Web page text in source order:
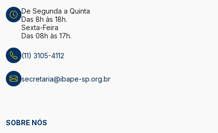
De Segunda a Quinta
Das 8h às 18h.
Sexta-Feira
Das 08h às 17h.
(11) 3105-4112
secretaria@ibape-sp.org.br
SOBRE NÓS